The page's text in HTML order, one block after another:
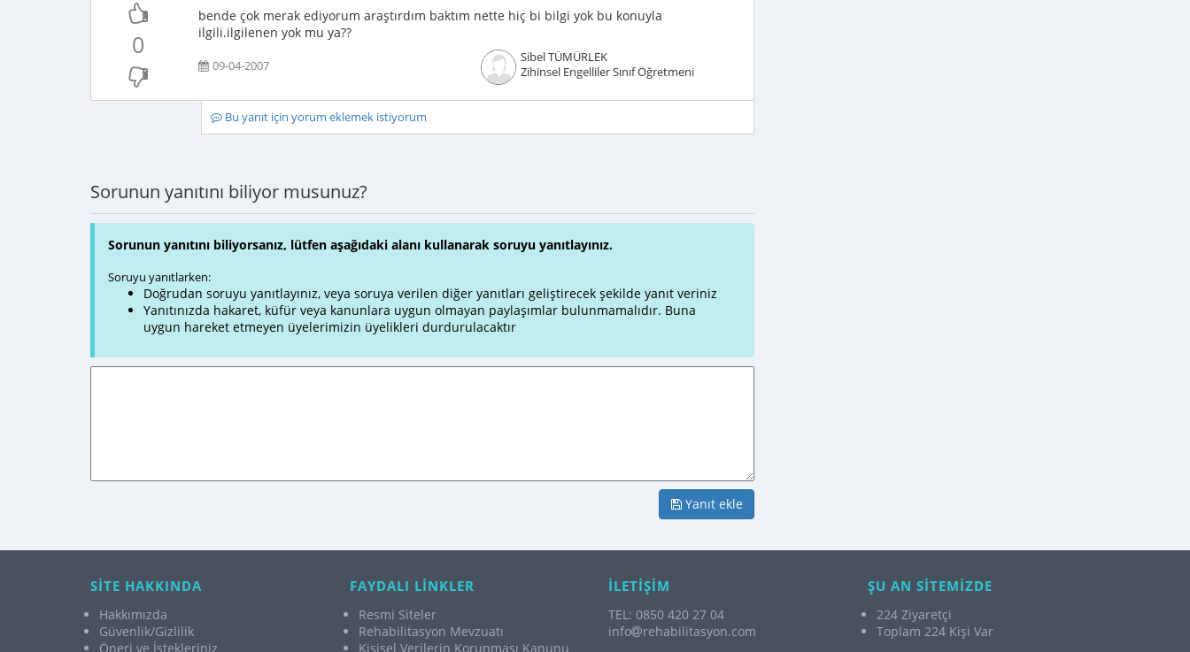
0
bende çok merak ediyorum araştırdım baktım nette hiç bi bilgi yok bu konuyla
ilgili.ilgilenen yok mu ya??
09-04-2007
Sibel TÜMÜRLEK
Zihinsel Engelliler Sınıf Öğretmeni
Bu yanıt için yorum eklemek istiyorum
Sorunun yanıtını biliyor musunuz?
Sorunun yanıtını biliyorsanız, lütfen aşağıdaki alanı kullanarak soruyu yanıtlayınız.
Soruyu yanıtlarken:
Doğrudan soruyu yanıtlayınız, veya soruya verilen diğer yanıtları geliştirecek şekilde yanıt veriniz
Yanıtınızda hakaret, küfür veya kanunlara uygun olmayan paylaşımlar bulunmamalıdır. Buna
uygun hareket etmeyen üyelerimizin üyelikleri durdurulacaktır
Yanıt ekle
SİTE HAKKINDA
Hakkımızda
Güvenlik/Gizlilik
Öneri ve İstekleriniz
FAYDALI LİNKLER
Resmi Siteler
Rehabilitasyon Mevzuatı
Kişisel Verilerin Korunması Kanunu
İLETİŞİM
TEL: 0850 420 27 04
info
rehabilitasyon.com
ŞU AN SİTEMİZDE
224 Ziyaretçi
Toplam 224 Kişi Var